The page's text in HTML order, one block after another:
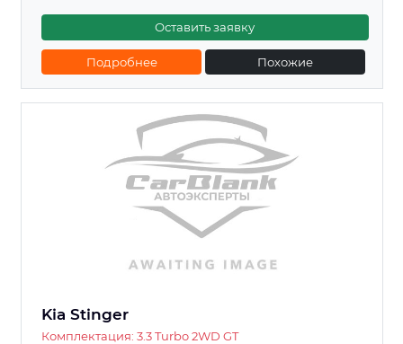
Оставить заявку
Подробнее Похожие
Kia Stinger
Комплектация: 3.3 Turbo 2WD GT